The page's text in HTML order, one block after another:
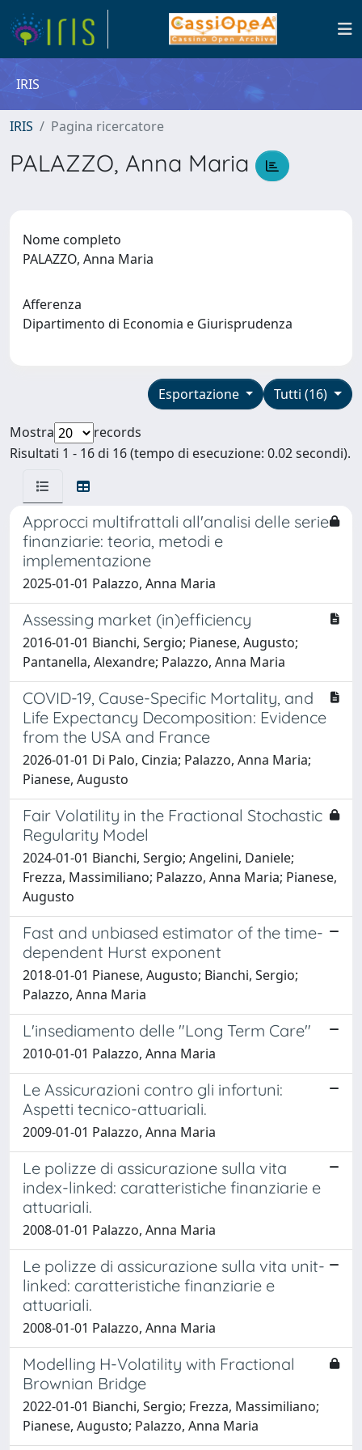
IRIS
IRIS Pagina ricercatore
PALAZZO, Anna Maria
Nome completo
PALAZZO, Anna Maria
Afferenza
Dipartimento di Economia e Giurisprudenza
Tutti (16)
Esportazione
Mostra
records
Risultati 1 - 16 di 16 (tempo di esecuzione: 0.02 secondi).
Approcci multifrattali all'analisi delle serie
finanziarie: teoria, metodi e
implementazione
2025-01-01 Palazzo, Anna Maria
Assessing market (in)efficiency
2016-01-01 Bianchi, Sergio; Pianese, Augusto;
Pantanella, Alexandre; Palazzo, Anna Maria
COVID-19, Cause-Specific Mortality, and
Life Expectancy Decomposition: Evidence
from the USA and France
2026-01-01 Di Palo, Cinzia; Palazzo, Anna Maria;
Pianese, Augusto
Fair Volatility in the Fractional Stochastic
Regularity Model
2024-01-01 Bianchi, Sergio; Angelini, Daniele;
Frezza, Massimiliano; Palazzo, Anna Maria; Pianese,
Augusto
Fast and unbiased estimator of the time-
dependent Hurst exponent
2018-01-01 Pianese, Augusto; Bianchi, Sergio;
Palazzo, Anna Maria
L'insediamento delle "Long Term Care"
2010-01-01 Palazzo, Anna Maria
Le Assicurazioni contro gli infortuni:
Aspetti tecnico-attuariali.
2009-01-01 Palazzo, Anna Maria
Le polizze di assicurazione sulla vita
index-linked: caratteristiche finanziarie e
attuariali.
2008-01-01 Palazzo, Anna Maria
Le polizze di assicurazione sulla vita unit-
linked: caratteristiche finanziarie e
attuariali.
2008-01-01 Palazzo, Anna Maria
Modelling H-Volatility with Fractional
Brownian Bridge
2022-01-01 Bianchi, Sergio; Frezza, Massimiliano;
Pianese, Augusto; Palazzo, Anna Maria